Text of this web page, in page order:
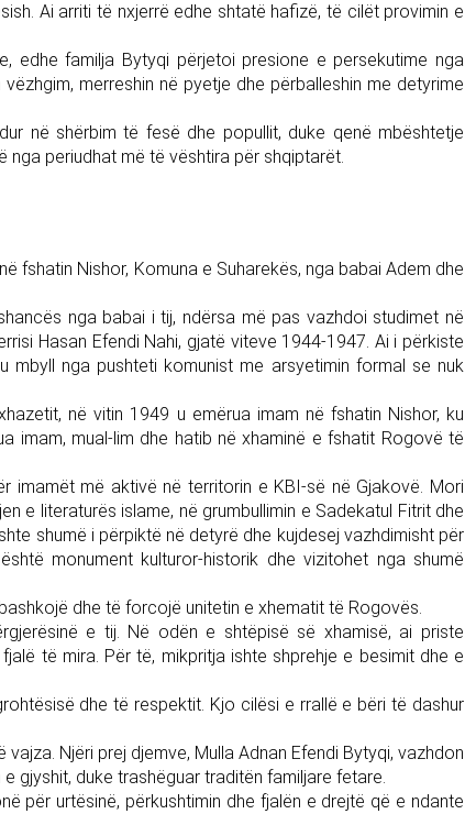
Ai arriti të nxjerrë edhe shtatë hafizë, të cilët provimin e
edhe familja Bytyqi përjetoi presione e persekutime nga
merreshin në pyetje dhe përballeshin me detyrime
në shërbim të fesë dhe popullit, duke qenë mbështetje
nga periudhat më të vështira për shqiptarët.
fshatin Nishor, Komuna e Suharekës, nga babai Adem dhe
nga babai i tij, ndërsa më pas vazhdoi studimet në
Hasan Efendi Nahi, gjatë viteve 1944-1947. Ai i përkiste
mbyll nga pushteti komunist me arsyetimin formal se nuk
në vitin 1949 u emërua imam në fshatin Nishor, ku
imam, mual-lim dhe hatib në xhaminë e fshatit Rogovë të
imamët më aktivë në territorin e KBI-së në Gjakovë. Mori
e literaturës islame, në grumbullimin e Sadekatul Fitrit dhe
shumë i përpiktë në detyrë dhe kujdesej vazhdimisht për
monument kulturor-historik dhe vizitohet nga shumë
dhe të forcojë unitetin e xhematit të Rogovës.
e tij. Në odën e shtëpisë së xhamisë, ai priste
të mira. Për të, mikpritja ishte shprehje e besimit dhe e
dhe të respektit. Kjo cilësi e rrallë e bëri të dashur
Njëri prej djemve, Mulla Adnan Efendi Bytyqi, vazhdon
gjyshit, duke trashëguar traditën familjare fetare.
për urtësinë, përkushtimin dhe fjalën e drejtë që e ndante